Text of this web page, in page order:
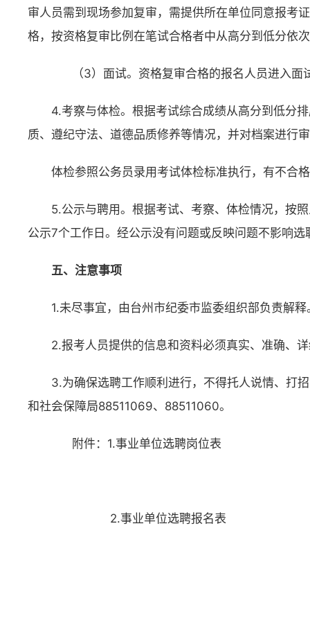
审人员需到现场参加复审，需提供所在单位同意报考
格，按资格复审比例在笔试合格者中从高分到低分依
（3）面试。资格复审合格的报名人员进入面
4.考察与体检。根据考试综合成绩从高分到低分
质、遵纪守法、道德品质修养等情况，并对档案进行
体检参照公务员录用考试体检标准执行，有不合
5.公示与聘用。根据考试、考察、体检情况，按
公示7个工作日。经公示没有问题或反映问题不影响
五、注意事项
1.未尽事宜，由台州市纪委市监委组织部负责解
2.报考人员提供的信息和资料必须真实、准确、
3.为确保选聘工作顺利进行，不得托人说情、打
和社会保障局88511069、88511060。
附件：1.事业单位选聘岗位表
2.事业单位选聘报名表